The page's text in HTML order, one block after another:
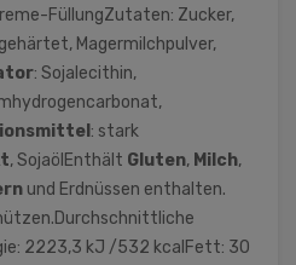
FüllungZutaten: Zucker,
Magermilchpulver,
: Sojalecithin,
: stark
, SojaölEnthält Gluten, Milch,
und Erdnüssen enthalten.
2223,3 kJ /532 kcalFett: 30